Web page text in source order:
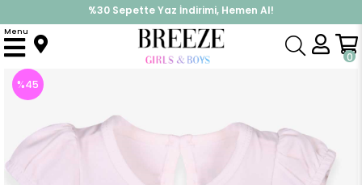
%30 Sepette Yaz İndirimi, Hemen Al!
İndirimlere ek %10 İndirimi Kap, Hemen Üye Ol!
0
Menu
Anasayfa Elbise Modelleri Yazlık Elbise Kız Bebek Zıbın Elbise Fiyonklu Ekru (6 Ay)
%45